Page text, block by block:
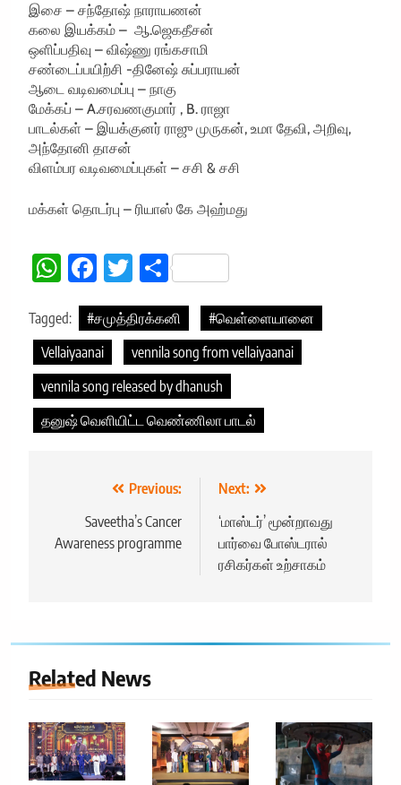
இசை – சந்தோஷ் நாராயணன்
கலை இயக்கம் – ஆ.ஜெகதீசன்
ஒளிப்பதிவு – விஷ்ணு ரங்கசாமி
சண்டைப்பயிற்சி -தினேஷ் சுப்பராயன்
ஆடை வடிவமைப்பு – நாகு
மேக்கப் – A.சரவணகுமார் , B. ராஜா
பாடல்கள் – இயக்குனர் ராஜு முருகன், உமா தேவி, அறிவு,
அந்தோனி தாசன்
விளம்பர வடிவமைப்புகள் – சசி & சசி
மக்கள் தொடர்பு – ரியாஸ் கே அஹ்மது
WhatsApp
Facebook
TwitterShare
Tagged: #சமுத்திரக்கனி
#வெள்ளையானை
Vellaiyaanai
vennila song from vellaiyaanai
vennila song released by dhanush
தனுஷ் வெளியிட்ட வெண்ணிலா பாடல்
navigation
Previous:
Saveetha’s Cancer
Awareness programme
Next:
‘மாஸ்டர்’ மூன்றாவது
பார்வை போஸ்டரால்
ரசிகர்கள் உற்சாகம்
Related News